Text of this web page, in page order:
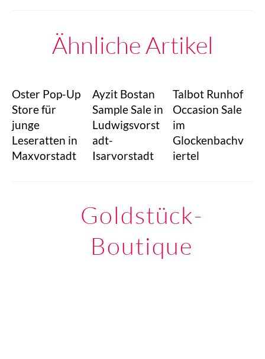
Ähnliche Artikel
Oster Pop-Up
Store für
junge
Leseratten in
Maxvorstadt
Ayzit Bostan
Sample Sale in
Ludwigsvorst
adt-
Isarvorstadt
Talbot Runhof
Occasion Sale
im
Glockenbachv
iertel
Goldstück-
Boutique